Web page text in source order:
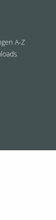
A-Z